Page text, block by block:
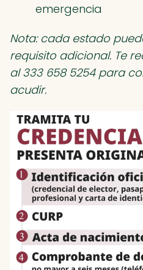
emergencia
Nota: cada estado
requisito adicional. Te
al 333 658 5254 para
acudir.